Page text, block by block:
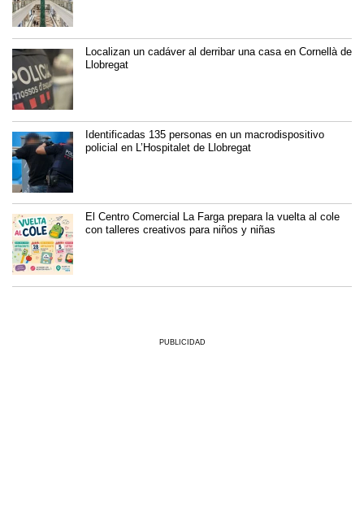
Localizan un cadáver al derribar una casa en Cornellà de
Llobregat
Identificadas 135 personas en un macrodispositivo
policial en L’Hospitalet de Llobregat
El Centro Comercial La Farga prepara la vuelta al cole
con talleres creativos para niños y niñas
PUBLICIDAD